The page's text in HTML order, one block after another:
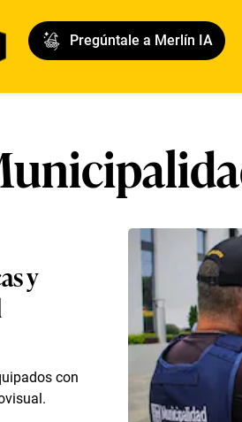
Pregúntale a Merlín IA
y
con